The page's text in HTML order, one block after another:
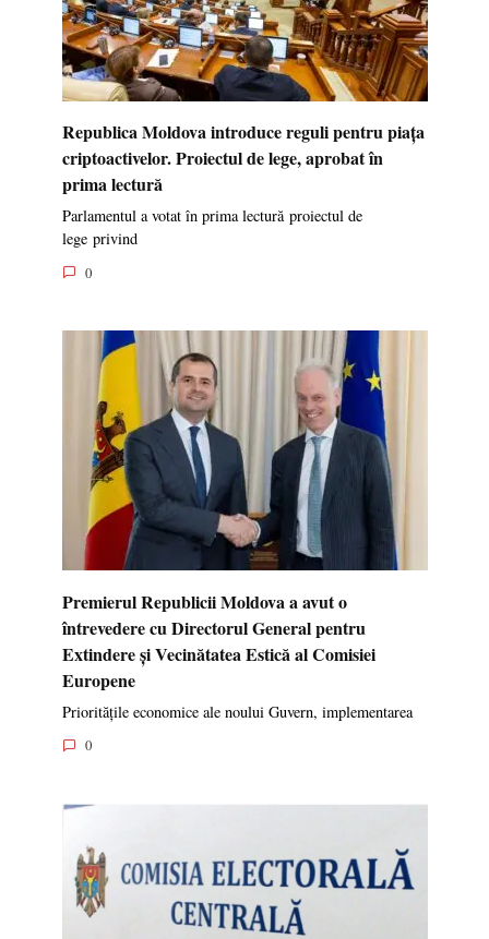
Republica Moldova introduce reguli pentru piața
criptoactivelor. Proiectul de lege, aprobat în
prima lectură
Parlamentul a votat în prima lectură proiectul de
lege privind
0
Premierul Republicii Moldova a avut o
întrevedere cu Directorul General pentru
Extindere și Vecinătatea Estică al Comisiei
Europene
Prioritățile economice ale noului Guvern, implementarea
0